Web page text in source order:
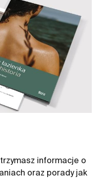
w
wykonana w kolorze
informacje o
oraz porady jak